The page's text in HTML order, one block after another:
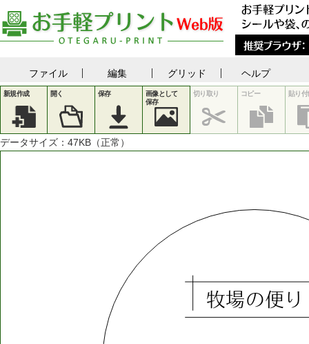
ファイル 編集 グリッド ヘルプ
新規作成 開く 保存
画像として
保存
切り取り コピー 貼り付
データサイズ： 47KB（正常）
牧場の便り